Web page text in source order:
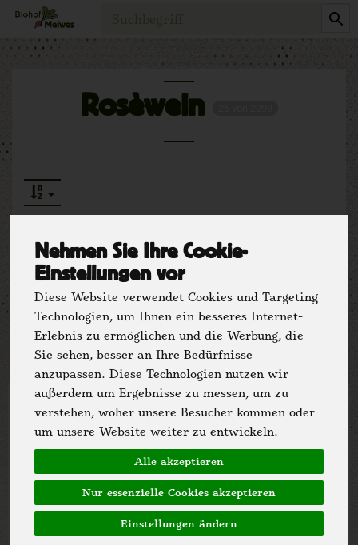
Nehmen Sie Ihre Cookie-
Einstellungen vor
Diese Website verwendet Cookies und Targeting
Technologien, um Ihnen ein besseres Internet-
Erlebnis zu ermöglichen und die Werbung, die
Sie sehen, besser an Ihre Bedürfnisse
anzupassen. Diese Technologien nutzen wir
außerdem um Ergebnisse zu messen, um zu
verstehen, woher unsere Besucher kommen oder
um unsere Website weiter zu entwickeln.
Alle akzeptieren
Nur essenzielle Cookies akzeptieren
Einstellungen ändern
Produkt
Rosèwein
Hersteller Ernährung
Allergene